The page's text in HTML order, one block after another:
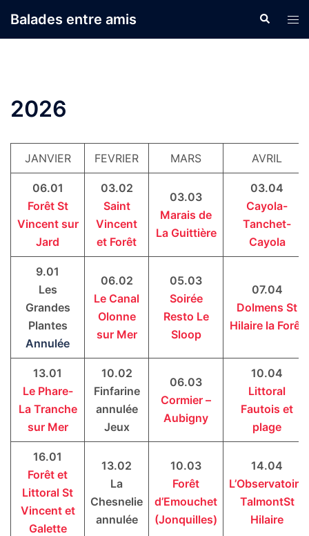
auBalades entre amis
le
2026
JANVIER FEVRIER MARS AVRIL
06.01
Forêt St
Vincent sur
Jard
03.02
Saint
Vincent
et Forêt
03.03
Marais de
La Guittière
03.04
Cayola-
Tanchet-
Cayola
9.01
Les
Grandes
Plantes
Annulée
06.02
Le Canal
Olonne
sur Mer
05.03
Soirée
Resto Le
Sloop
07.04
Dolmens St
Hilaire la Forêt
13.01
Le Phare-
La Tranche
sur Mer
10.02
Finfarine
annulée
Jeux
06.03
Cormier –
Aubigny
10.04
Littoral
Fautois et
plage
16.01
Forêt et
Littoral St
Vincent et
Galette
13.02
La
Chesnelie
annulée
10.03
Forêt
d’Emouchet
(Jonquilles)
14.04
L’Observatoire
TalmontSt
Hilaire